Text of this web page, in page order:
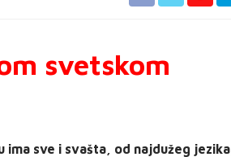
svetskom
ima sve i svašta, od najdužeg jezika,